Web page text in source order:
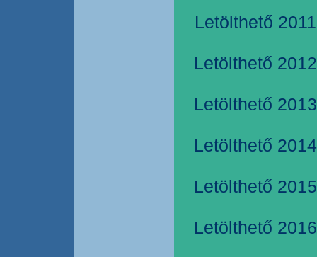
Letölthető
Letölthető
Letölthető
Letölthető
Letölthető
Letölthető